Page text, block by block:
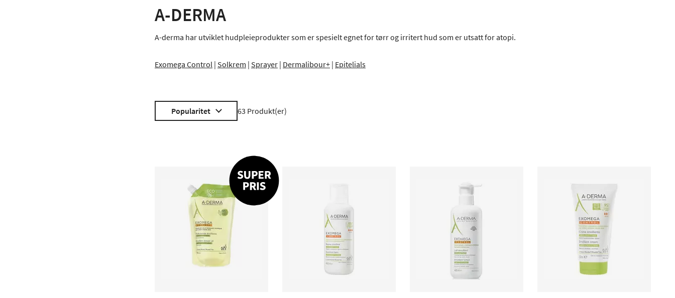
A-DERMA
A-derma har utviklet hudpleieprodukter som er spesielt egnet for tørr og irritert hud som er utsatt for atopi.
Exomega Control | Solkrem | Sprayer | Dermalibour+ | Epitelials
Popularitet 63 Produkt(er)